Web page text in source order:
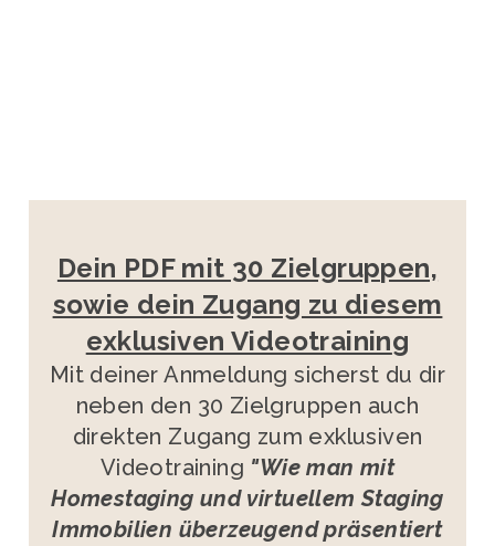
Dein PDF mit 30 Zielgruppen,
sowie dein Zugang zu diesem
exklusiven Videotraining
Mit deiner Anmeldung sicherst du dir
neben den 30 Zielgruppen auch
direkten Zugang zum exklusiven
Videotraining "Wie man mit
Homestaging und virtuellem Staging
Immobilien überzeugend präsentiert